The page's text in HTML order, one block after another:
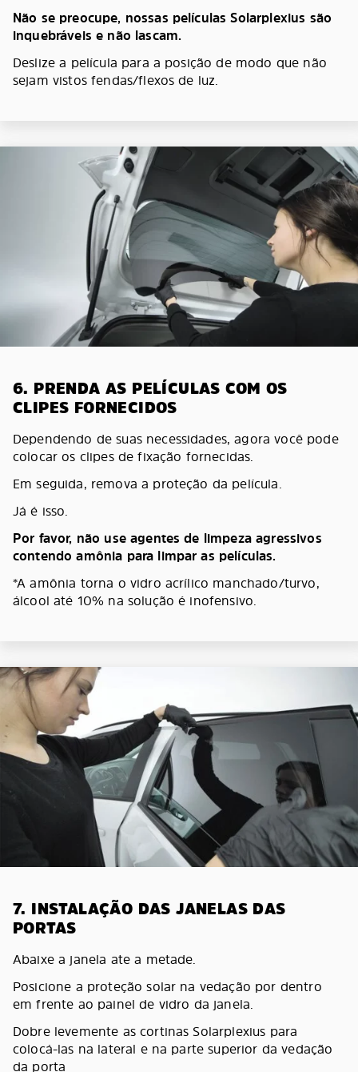
Não se preocupe, nossas películas Solarplexius são
inquebráveis e não lascam.
Deslize a película para a posição de modo que não
sejam vistos fendas/flexos de luz.
6. PRENDA AS PELÍCULAS COM OS
CLIPES FORNECIDOS
Dependendo de suas necessidades, agora você pode
colocar os clipes de fixação fornecidas.
Em seguida, remova a proteção da película.
Já é isso.
Por favor, não use agentes de limpeza agressivos
contendo amônia para limpar as películas.
*A amônia torna o vidro acrílico manchado/turvo,
álcool até 10% na solução é inofensivo.
7. INSTALAÇÃO DAS JANELAS DAS
PORTAS
Abaixe a janela ate a metade.
Posicione a proteção solar na vedação por dentro
em frente ao painel de vidro da janela.
Dobre levemente as cortinas Solarplexius para
colocá-las na lateral e na parte superior da vedação
da porta